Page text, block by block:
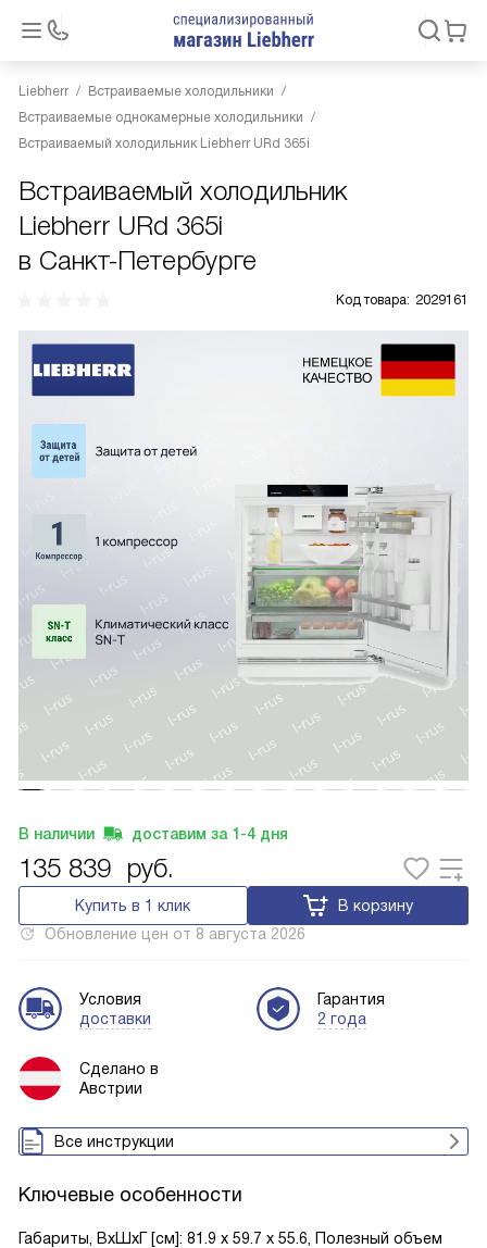
Liebherr
Встраиваемые холодильники
Встраиваемые однокамерные холодильники
Встраиваемый холодильник Liebherr URd 365i
Встраиваемый холодильник
Liebherr URd 365i
в Санкт-Петербурге
Код товара: 2029161
В наличии доставим за 1-4 дня
135 839 руб.
Купить в 1 клик
В корзину
Обновление цен от 8 августа 2026
Условия
доставки
Гарантия
2 года
Сделано в
Австрии
Все инструкции
Ключевые особенности
Габариты, ВxШxГ [см]: 81.9 х 59.7 х 55.6, Полезный объем